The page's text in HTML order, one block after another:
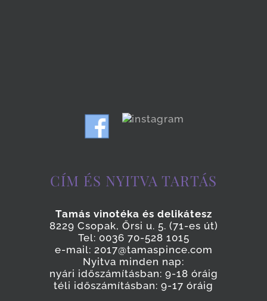
CÍM ÉS NYITVA TARTÁS
Tamás vinotéka és delikátesz
8229 Csopak, Őrsi u. 5. (71-es út)
Tel: 0036 70-528 1015
e-mail: 2017@tamaspince.com
Nyitva minden nap:
nyári időszámításban: 9-18 óráig
téli időszámításban: 9-17 óráig